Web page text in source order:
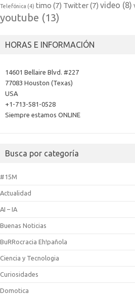
Telefónica (4) timo (7) Twitter(7) video (8)
youtube (13)
HORAS E INFORMACIÓN
14601 Bellaire Blvd. #227
77083 Houston (Texas)
USA
+1-713-581-0528
Siempre estamos ONLINE
Busca por categoría
#15M
Actualidad
AI – IA
Buenas Noticias
BuRRocracia Eh!pañola
Ciencia y Tecnologia
Curiosidades
Domotica